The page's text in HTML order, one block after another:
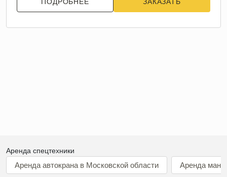
ПОДРОБНЕЕ ЗАКАЗАТЬ
Аренда спецтехники
Аренда автокрана в Московской области Аренда